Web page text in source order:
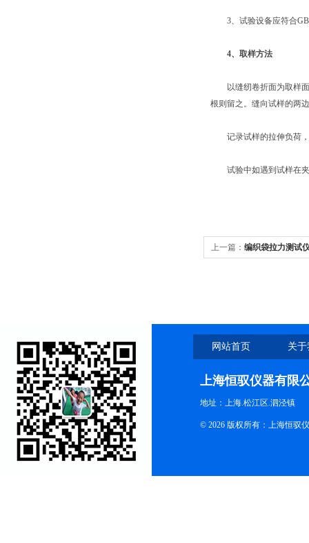
3、试验设备应符合GB/
4、取样方法
以缝纫卷折面为取样面
根则留之。缝向试样的两
记录试样的拉伸负荷，
试验中如遇到试样在夹
上一篇： 编织袋拉力测试
网站首页 关
上海恒驭仪器有限
地址：上海.松江区.泗泾镇
© 2026 版权所有：上海恒驭